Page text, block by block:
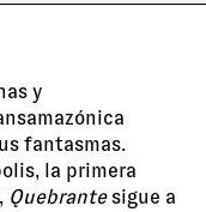
y
fantasmas.
la primera
Quebrantesigue a